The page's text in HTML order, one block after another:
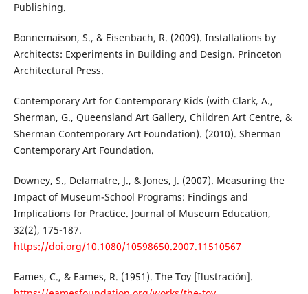
Publishing.
Bonnemaison, S., & Eisenbach, R. (2009). Installations by
Architects: Experiments in Building and Design. Princeton
Architectural Press.
Contemporary Art for Contemporary Kids (with Clark, A.,
Sherman, G., Queensland Art Gallery, Children Art Centre, &
Sherman Contemporary Art Foundation). (2010). Sherman
Contemporary Art Foundation.
Downey, S., Delamatre, J., & Jones, J. (2007). Measuring the
Impact of Museum-School Programs: Findings and
Implications for Practice. Journal of Museum Education,
32(2), 175-187.
https://doi.org/10.1080/10598650.2007.11510567
Eames, C., & Eames, R. (1951). The Toy [Ilustración].